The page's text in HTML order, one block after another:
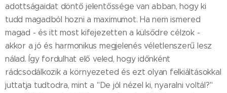
adottságaidat döntő jelentőssége van abban, hogy ki
tudd magadból hozni a maximumot. Ha nem ismered
magad - és itt most kifejezetten a külsődre célzok -
akkor a jó és harmonikus megjelenés véletlenszerű lesz
nálad. Így fordulhat elő veled, hogy időnként
rádcsodálkozik a környezeted és ezt olyan felkiáltásokkal
juttatja tudtodra, mint a "De jól nézel ki, nyaralni voltál?"